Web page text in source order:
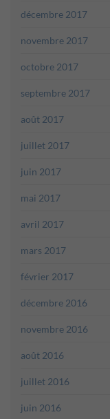
décembre 2017
novembre 2017
octobre 2017
septembre 2017
août 2017
juillet 2017
juin 2017
mai 2017
avril 2017
mars 2017
février 2017
décembre 2016
novembre 2016
août 2016
juillet 2016
juin 2016